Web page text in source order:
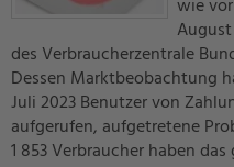
wie
des Verbraucherzentrale
Dessen Marktbeobachtung
Juli 2023 Benutzer von
aufgerufen, aufgetretene
1 853 Verbraucher haben das